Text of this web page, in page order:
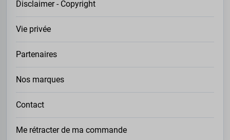
Disclaimer - Copyright
Vie privée
Partenaires
Nos marques
Contact
Me rétracter de ma commande